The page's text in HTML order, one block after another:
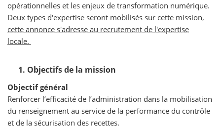
opérationnelles et les enjeux de transformation numérique.
Deux types d'expertise seront mobilisés sur cette mission,
cette annonce s'adresse au recrutement de l'expertise
locale.
Objectifs de la mission
Objectif général
Renforcer l’efficacité de l’administration dans la mobilisation
du renseignement au service de la performance du contrôle
et de la sécurisation des recettes.